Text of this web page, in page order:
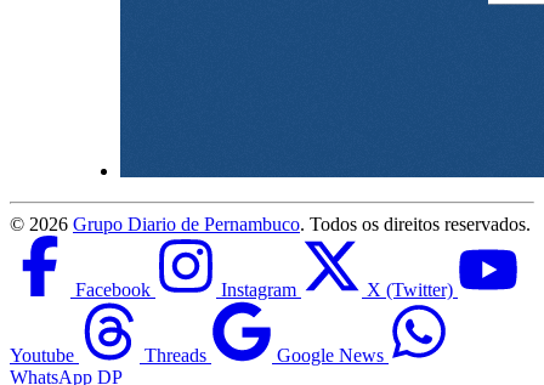
© 2026 Grupo Diario de Pernambuco. Todos os direitos reservados.
Facebook Instagram X (Twitter)
Youtube Threads
Google News
WhatsApp DP